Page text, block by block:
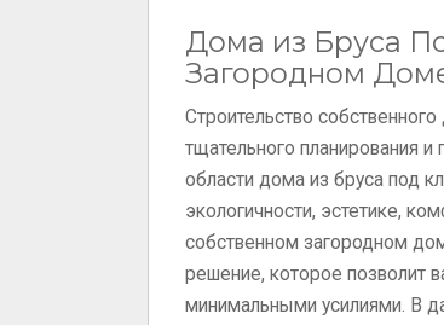
Дома из Бруса
Загородном
Строительство
тщательного планирования
области дома из бруса под
экологичности, эстетике,
собственном загородном
решение, которое позволит
минимальными усилиями. В